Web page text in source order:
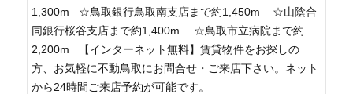
1,300m ☆鳥取銀行鳥取南支店まで約1,450m ☆山陰合
同銀行桜谷支店まで約1,400m ☆鳥取市立病院まで約
2,200m 【インターネット無料】賃貸物件をお探しの
方、お気軽に不動鳥取にお問合せ・ご来店下さい。ネット
から24時間ご来店予約が可能です。